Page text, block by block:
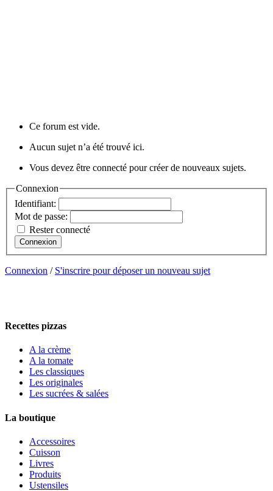
Ce forum est vide.
Aucun sujet n’a été trouvé ici.
Vous devez être connecté pour créer de nouveaux sujets.
Connexion
Identifiant:
Mot de passe:
Rester connecté
Connexion
Connexion / S'inscrire pour déposer un nouveau sujet
Recettes pizzas
A la crème
A la tomate
Les classiques
Les originales
Les sucrées & salées
La boutique
Accessoires
Cuisson
Livres
Produits
Ustensiles